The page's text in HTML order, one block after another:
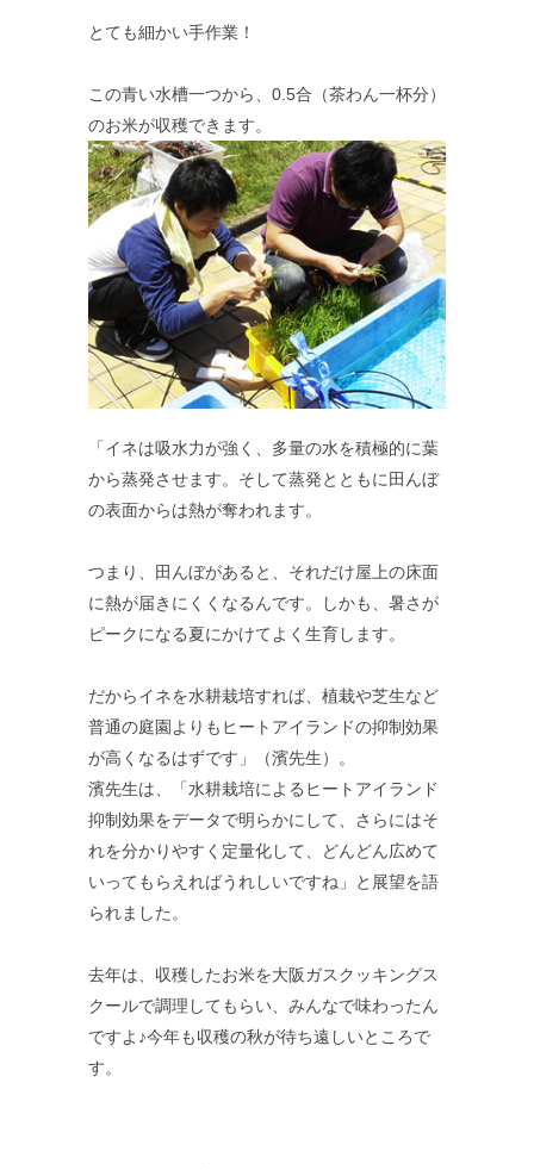
とても細かい手作業！
この青い水槽一つから、0.5合（茶わん一杯分）
のお米が収穫できます。
「イネは吸水力が強く、多量の水を積極的に葉
から蒸発させます。そして蒸発とともに田んぼ
の表面からは熱が奪われます。
つまり、田んぼがあると、それだけ屋上の床面
に熱が届きにくくなるんです。しかも、暑さが
ピークになる夏にかけてよく生育します。
だからイネを水耕栽培すれば、植栽や芝生など
普通の庭園よりもヒートアイランドの抑制効果
が高くなるはずです」（濱先生）。
濱先生は、「水耕栽培によるヒートアイランド
抑制効果をデータで明らかにして、さらにはそ
れを分かりやすく定量化して、どんどん広めて
いってもらえればうれしいですね」と展望を語
られました。
去年は、収穫したお米を大阪ガスクッキングス
クールで調理してもらい、みんなで味わったん
ですよ♪今年も収穫の秋が待ち遠しいところで
す。